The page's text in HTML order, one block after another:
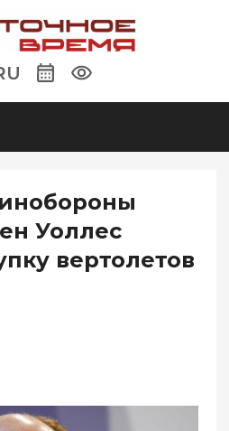
Уоллес
вертолетов